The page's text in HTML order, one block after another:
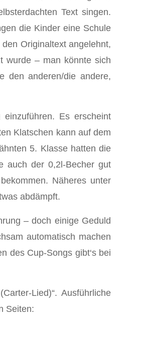
Text singen.
die Kinder eine Schule
Originaltext angelehnt,
wurde ‒ man könnte sich
den anderen/die andere,
Es erscheint
Klatschen kann auf dem
5. Klasse hatten die
auch der 0,2l-Becher gut
Näheres unter
abdämpft.
‒ doch einige Geduld
automatisch machen
des Cup-Songs gibt‘s bei
Lied)“. Ausführliche
Seiten: